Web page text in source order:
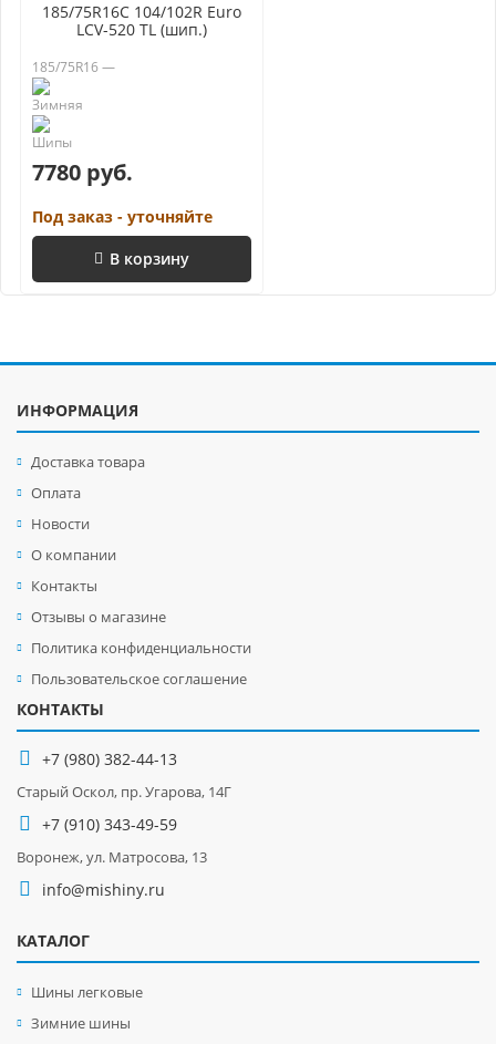
185/75R16C 104/102R Euro
LCV-520 TL (шип.)
185/75R16 —
7780 руб.
Под заказ - уточняйте
В корзину
ИНФОРМАЦИЯ
Доставка товара
Оплата
Новости
О компании
Контакты
Отзывы о магазине
Политика конфиденциальности
Пользовательское соглашение
КОНТАКТЫ
+7 (980) 382-44-13
Старый Оскол, пр. Угарова, 14Г
+7 (910) 343-49-59
Воронеж, ул. Матросова, 13
info@mishiny.ru
КАТАЛОГ
Шины легковые
Зимние шины